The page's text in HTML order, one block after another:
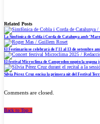
Related Posts
La Simfònica de Cobla i Corda de Catalunya amb
El Festimariu se celebrarà de l’11 al 13 de setembre
El festival Microclima de Camprodon suspèn la segona
Sílvia Pérez Cruz encisa la primera nit del Festival
Comments are closed.
Back to Top ↑